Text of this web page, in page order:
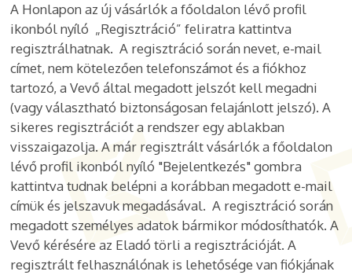
A Honlapon az új vásárlók a főoldalon lévő profil
ikonból nyíló „Regisztráció” feliratra kattintva
regisztrálhatnak. A regisztráció során nevet, e-mail
címet, nem kötelezően telefonszámot és a fiókhoz
tartozó, a Vevő által megadott jelszót kell megadni
(vagy választható biztonságosan felajánlott jelszó). A
sikeres regisztrációt a rendszer egy ablakban
visszaigazolja. A már regisztrált vásárlók a főoldalon
lévő profil ikonból nyíló "Bejelentkezés" gombra
kattintva tudnak belépni a korábban megadott e-mail
címük és jelszavuk megadásával. A regisztráció során
megadott személyes adatok bármikor módosíthatók. A
Vevő kérésére az Eladó törli a regisztrációját. A
regisztrált felhasználónak is lehetősége van fiókjának